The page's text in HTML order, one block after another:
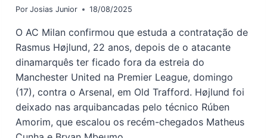
Por Josias Junior 18/08/2025
O AC Milan confirmou que estuda a contratação de
Rasmus Højlund, 22 anos, depois de o atacante
dinamarquês ter ficado fora da estreia do
Manchester United na Premier League, domingo
(17), contra o Arsenal, em Old Trafford. Højlund foi
deixado nas arquibancadas pelo técnico Rúben
Amorim, que escalou os recém-chegados Matheus